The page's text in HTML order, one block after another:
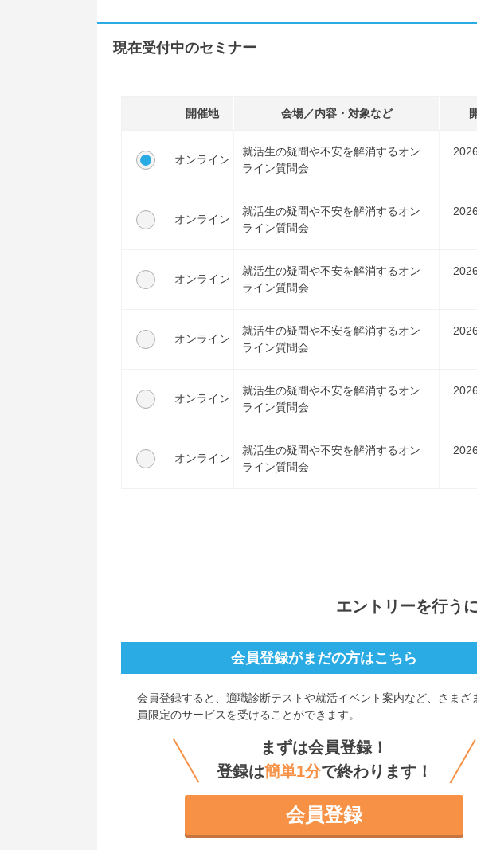
現在受付中のセミナー
開催地 会場／内容・対象など
オンライン
就活生の疑問や不安を解消するオン
ライン質問会
オンライン
就活生の疑問や不安を解消するオン
ライン質問会
オンライン
就活生の疑問や不安を解消するオン
ライン質問会
オンライン
就活生の疑問や不安を解消するオン
ライン質問会
オンライン
就活生の疑問や不安を解消するオン
ライン質問会
オンライン
就活生の疑問や不安を解消するオン
ライン質問会
エントリーを行う
会員登録がまだの方はこちら
会員登録すると、 適職診断テストや就活イベント案内など、さまざ
員限定のサービスを受けることができます。
まずは会員登録！
登録は簡単1分で終わります！
会員登録